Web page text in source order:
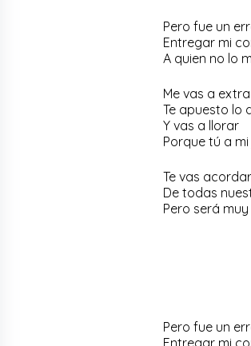
Pero fue un
Entregar mi
A quien no lo
Me vas a
Te apuesto lo
Y vas a llorar
Porque tú a
Te vas acordar
De todas
Pero será
Pero fue un
Entregar mi